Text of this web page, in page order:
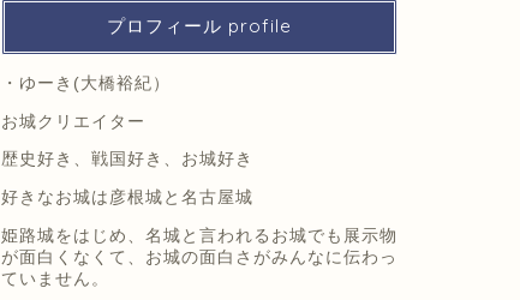
プロフィール profile
・ゆーき(大橋裕紀）
お城クリエイター
歴史好き、戦国好き、お城好き
好きなお城は彦根城と名古屋城
姫路城をはじめ、名城と言われるお城でも展示物
が面白くなくて、お城の面白さがみんなに伝わっ
ていません。